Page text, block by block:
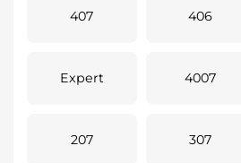
407 406
Expert 4007
207 307